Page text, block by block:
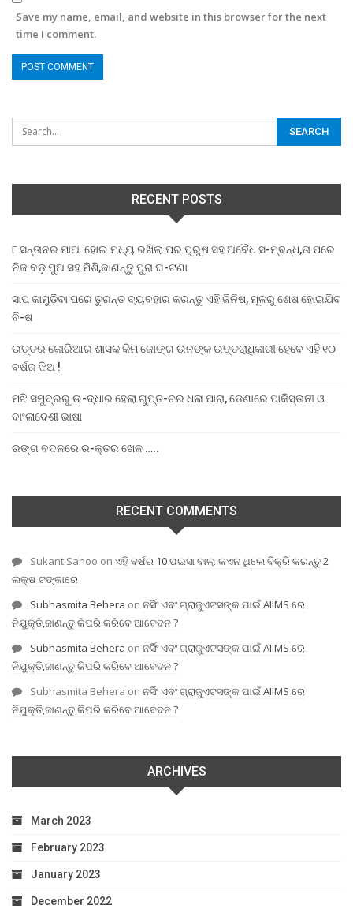
Save my name, email, and website in this browser for the next
time I comment.
RECENT POSTS
୮ ସନ୍ତାନର ମାଆ ହୋଇ ମଧ୍ୟ ରଖିଲା ପର ପୁରୁଷ ସହ ଅବୈଧ ସ-ମ୍ବନ୍ଧ,ତା ପରେ
ନିଜ ବଡ଼ ପୁଅ ସହ ମିଶି,ଜାଣନ୍ତୁ ପୁରା ଘ-ଟଣା
ସାପ କାମୁଡ଼ିବା ପରେ ତୁରନ୍ତ ବ୍ୟବହାର କରନ୍ତୁ ଏହି ଜିନିଷ, ମୂଳରୁ ଶେଷ ହୋଇଯିବ
ବି-ଷ
ଉତ୍ତର କୋରିଆର ଶାସକ କିମ ଜୋଙ୍ଗ ଉନଙ୍କ ଉତ୍ତରାଧିକାରୀ ହେବେ ଏହି ୧୦
ବର୍ଷର ଝିଅ !
ମଝି ସମୁଦ୍ରରୁ ଉ-ଦ୍ଧାର ହେଲା ଗୁପ୍ତ-ଚର ଧଳା ପାରା, ଡେଣାରେ ପାକିସ୍ତାନୀ ଓ
ବାଂଲାଦେଶୀ ଭାଷା
ରଙ୍ଗ ବଦଳରେ ର-କ୍ତର ଖେଳ …..
RECENT COMMENTS
Sukant Sahoo on ଏହି ବର୍ଷର 10 ପଇସା ବାଲା କଏନ ଥିଲେ ବିକ୍ରି କରନ୍ତୁ 2
ଲକ୍ଷ ଟଙ୍କାରେ
Subhasmita Behera on ନର୍ସିଂ ଏବଂ ଗ୍ରାଜୁଏଟସଙ୍କ ପାଇଁ AIIMS ରେ
ନିଯୁକ୍ତି,ଜାଣନ୍ତୁ କିପରି କରିବେ ଆବେଦନ ?
Subhasmita Behera on ନର୍ସିଂ ଏବଂ ଗ୍ରାଜୁଏଟସଙ୍କ ପାଇଁ AIIMS ରେ
ନିଯୁକ୍ତି,ଜାଣନ୍ତୁ କିପରି କରିବେ ଆବେଦନ ?
Subhasmita Behera on ନର୍ସିଂ ଏବଂ ଗ୍ରାଜୁଏଟସଙ୍କ ପାଇଁ AIIMS ରେ
ନିଯୁକ୍ତି,ଜାଣନ୍ତୁ କିପରି କରିବେ ଆବେଦନ ?
ARCHIVES
March 2023
February 2023
January 2023
December 2022